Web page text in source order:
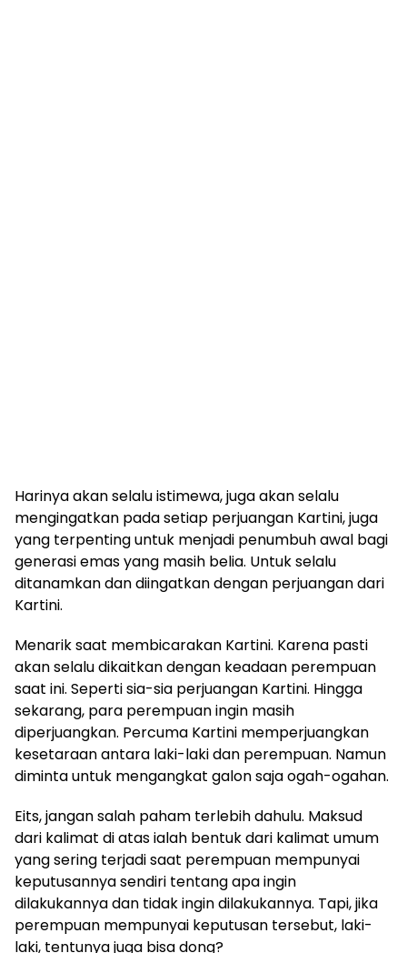
Harinya akan selalu istimewa, juga akan selalu
mengingatkan pada setiap perjuangan Kartini, juga
yang terpenting untuk menjadi penumbuh awal bagi
generasi emas yang masih belia. Untuk selalu
ditanamkan dan diingatkan dengan perjuangan dari
Kartini.
Menarik saat membicarakan Kartini. Karena pasti
akan selalu dikaitkan dengan keadaan perempuan
saat ini. Seperti sia-sia perjuangan Kartini. Hingga
sekarang, para perempuan ingin masih
diperjuangkan. Percuma Kartini memperjuangkan
kesetaraan antara laki-laki dan perempuan. Namun
diminta untuk mengangkat galon saja ogah-ogahan.
Eits, jangan salah paham terlebih dahulu. Maksud
dari kalimat di atas ialah bentuk dari kalimat umum
yang sering terjadi saat perempuan mempunyai
keputusannya sendiri tentang apa ingin
dilakukannya dan tidak ingin dilakukannya. Tapi, jika
perempuan mempunyai keputusan tersebut, laki-
laki, tentunya juga bisa dong?